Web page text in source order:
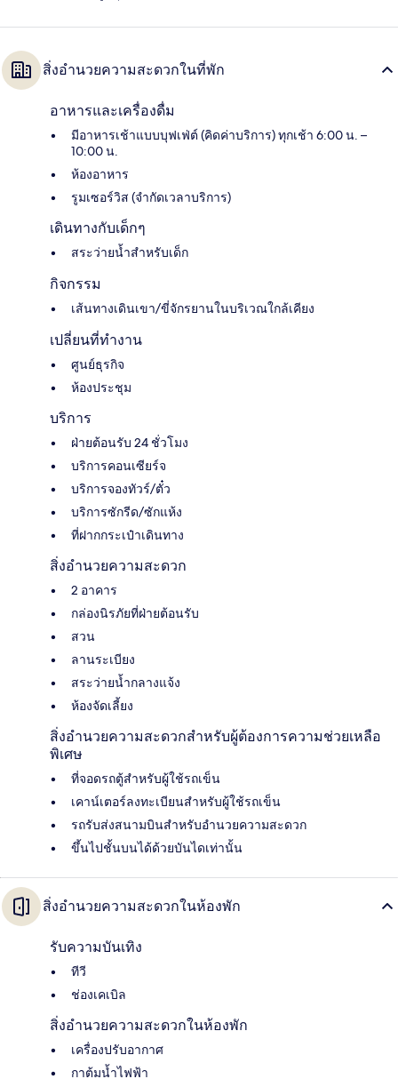
สิ่งอำนวยความสะดวกในที่พัก
อาหารและเครื่องดื่ม
มีอาหารเช้าแบบบุฟเฟ่ต์ (คิดค่าบริการ) ทุกเช้า 6:00 น. –
10:00 น.
ห้องอาหาร
รูมเซอร์วิส (จำกัดเวลาบริการ)
เดินทางกับเด็กๆ
สระว่ายน้ำสำหรับเด็ก
กิจกรรม
เส้นทางเดินเขา/ขี่จักรยานในบริเวณใกล้เคียง
เปลี่ยนที่ทำงาน
ศูนย์ธุรกิจ
ห้องประชุม
บริการ
ฝ่ายต้อนรับ 24 ชั่วโมง
บริการคอนเซียร์จ
บริการจองทัวร์/ตั๋ว
บริการซักรีด/ซักแห้ง
ที่ฝากกระเป๋าเดินทาง
สิ่งอำนวยความสะดวก
2 อาคาร
กล่องนิรภัยที่ฝ่ายต้อนรับ
สวน
ลานระเบียง
สระว่ายน้ำกลางแจ้ง
ห้องจัดเลี้ยง
สิ่งอำนวยความสะดวกสำหรับผู้ต้องการความช่วยเหลือ
พิเศษ
ที่จอดรถตู้สำหรับผู้ใช้รถเข็น
เคาน์เตอร์ลงทะเบียนสำหรับผู้ใช้รถเข็น
รถรับส่งสนามบินสำหรับอำนวยความสะดวก
ขึ้นไปชั้นบนได้ด้วยบันไดเท่านั้น
สิ่งอำนวยความสะดวกในห้องพัก
รับความบันเทิง
ทีวี
ช่องเคเบิล
สิ่งอำนวยความสะดวกในห้องพัก
เครื่องปรับอากาศ
กาต้มน้ำไฟฟ้า